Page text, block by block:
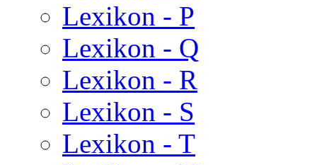
Lexikon - P
Lexikon - Q
Lexikon - R
Lexikon - S
Lexikon - T